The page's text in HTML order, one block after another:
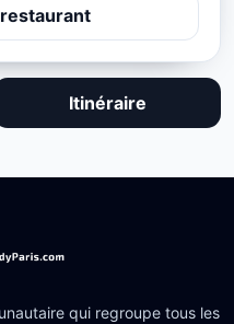
Itinéraire
qui regroupe tous les